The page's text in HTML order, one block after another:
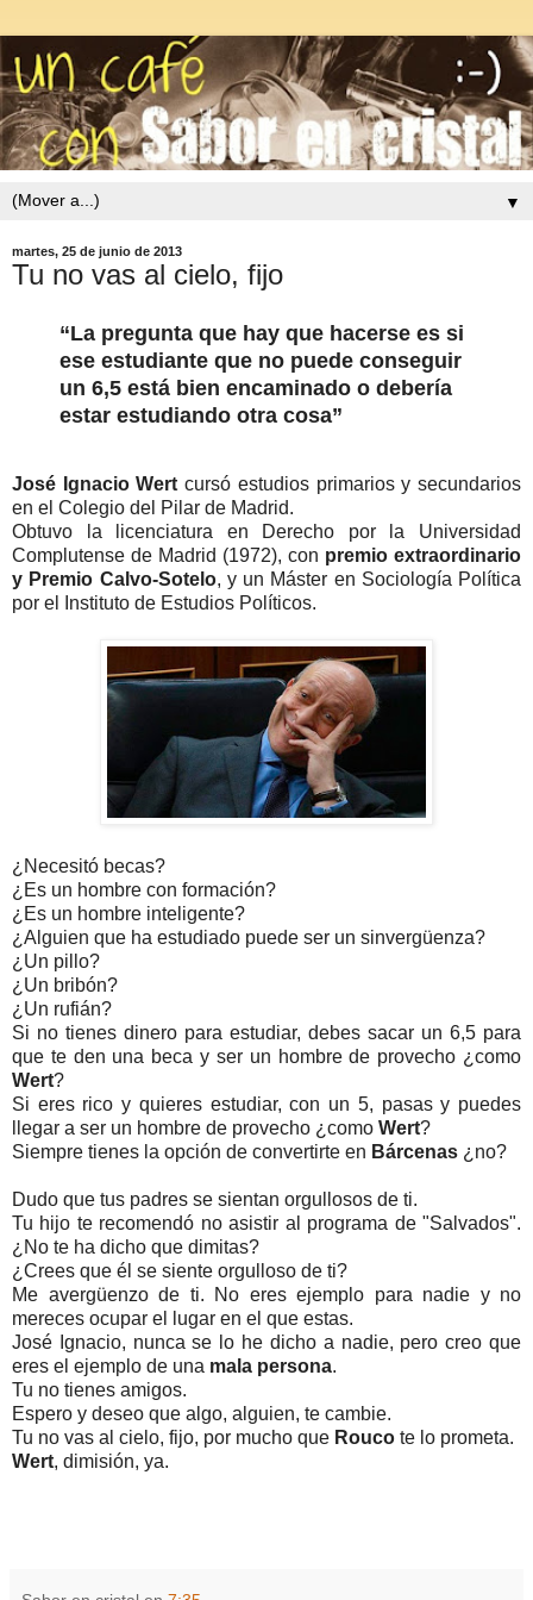
▼
martes, 25 de junio de 2013
Tu no vas al cielo, fijo
“La pregunta que hay que hacerse es si
ese estudiante que no puede conseguir
un 6,5 está bien encaminado o debería
estar estudiando otra cosa”
José Ignacio Wert cursó estudios primarios y secundarios
en el Colegio del Pilar de Madrid.
Obtuvo la licenciatura en Derecho por la Universidad
Complutense de Madrid (1972), con premio extraordinario
y Premio Calvo-Sotelo, y un Máster en Sociología Política
por el Instituto de Estudios Políticos.
¿Necesitó becas?
¿Es un hombre con formación?
¿Es un hombre inteligente?
¿Alguien que ha estudiado puede ser un sinvergüenza?
¿Un pillo?
¿Un bribón?
¿Un rufián?
Si no tienes dinero para estudiar, debes sacar un 6,5 para
que te den una beca y ser un hombre de provecho ¿como
Wert?
Si eres rico y quieres estudiar, con un 5, pasas y puedes
llegar a ser un hombre de provecho ¿como Wert?
Siempre tienes la opción de convertirte en Bárcenas ¿no?
Dudo que tus padres se sientan orgullosos de ti.
Tu hijo te recomendó no asistir al programa de "Salvados".
¿No te ha dicho que dimitas?
¿Crees que él se siente orgulloso de ti?
Me avergüenzo de ti. No eres ejemplo para nadie y no
mereces ocupar el lugar en el que estas.
José Ignacio, nunca se lo he dicho a nadie, pero creo que
eres el ejemplo de una mala persona.
Tu no tienes amigos.
Espero y deseo que algo, alguien, te cambie.
Tu no vas al cielo, fijo, por mucho que Rouco te lo prometa.
Wert, dimisión, ya.